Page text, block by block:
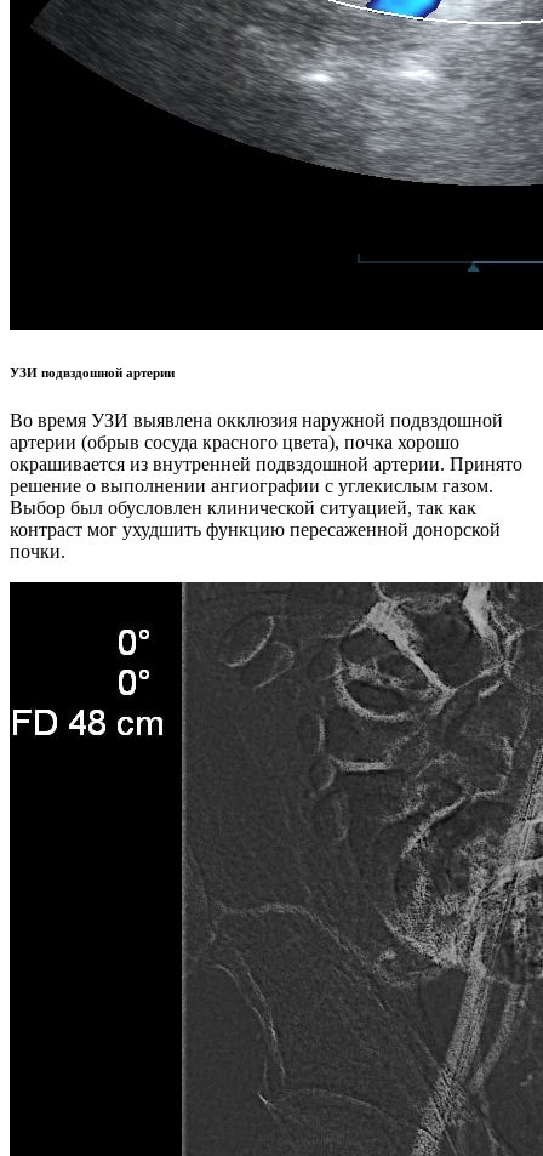
УЗИ подвздошной артерии
Во время УЗИ выявлена окклюзия наружной подвздошной
артерии (обрыв сосуда красного цвета), почка хорошо
окрашивается из внутренней подвздошной артерии. Принято
решение о выполнении ангиографии с углекислым газом.
Выбор был обусловлен клинической ситуацией, так как
контраст мог ухудшить функцию пересаженной донорской
почки.